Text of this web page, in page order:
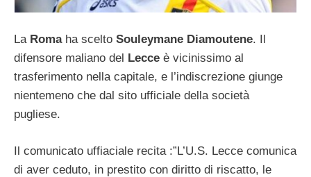
La Romaha scelto Souleymane Diamoutene. Il
difensore maliano del
Lecce è vicinissimo al
trasferimento nella capitale, e l’indiscrezione giunge
nientemeno che dal sito ufficiale della società
pugliese.
Il comunicato uffiaciale recita :”L’U.S. Lecce comunica
di aver ceduto, in prestito con diritto di riscatto, le